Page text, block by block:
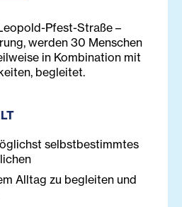
Pfest-Straße –
werden 30 Menschen
in Kombination mit
begleitet.
selbstbestimmtes
Alltag zu begleiten und